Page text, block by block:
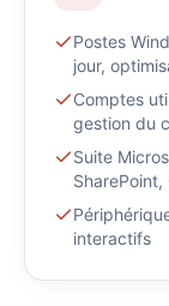
Postes
jour,
Comptes
gestion du
Suite
SharePoint,
interactifs